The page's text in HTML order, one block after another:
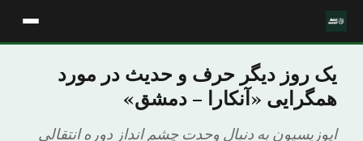
یک روز دیگر حرف و حدیث در مورد
همگرایی «آنکارا – دمشق»
اپوزیسیون به دنبال وحدت چشم انداز دوره انتقالی